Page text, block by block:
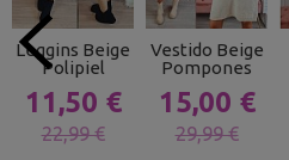
Leggins Beige
Polipiel
11,50 €
22,99 €
Vestido Beige
Pompones
15,00 €
29,99 €